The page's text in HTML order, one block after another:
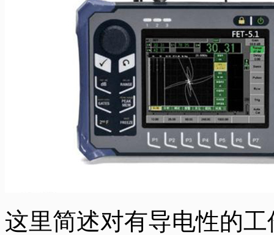
这里简述对有导电性的